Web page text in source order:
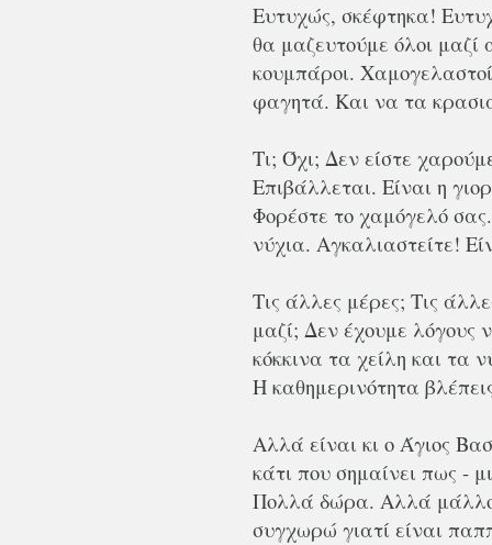
Ευτυχώς, σκέφτηκα!
θα μαζευτούμε όλοι
κουμπάροι.
φαγητά. Και να τα
Τι; Όχι; Δεν είστε
Επιβάλλεται. Είναι η
Φορέστε το χαμόγελό
νύχια. Αγκαλιαστείτε!
Τις άλλες μέρες; Τις
μαζί; Δεν έχουμε
κόκκινα τα χείλη και τα
Η καθημερινότητα
Αλλά είναι κι ο Άγιος
κάτι που σημαίνει πως -
Πολλά δώρα. Αλλά
συγχωρώ γιατί είναι